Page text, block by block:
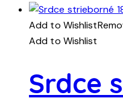
range:
4.90€
through
Add to Wishlist
Add to Wishlist
Srdce